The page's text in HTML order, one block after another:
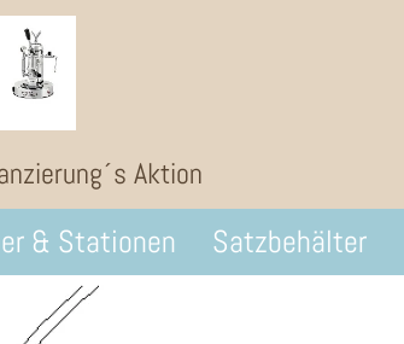
Aktion
& Stationen Satzbehälter